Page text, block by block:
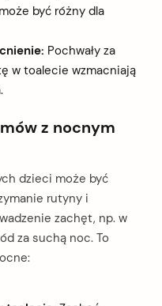
być różny dla
Pochwały za
w toalecie wzmacniają
z nocnym
dzieci może być
rutyny i
zachęt, np. w
za suchą noc. To